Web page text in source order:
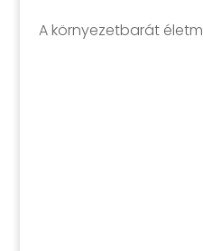
A környezetbarát